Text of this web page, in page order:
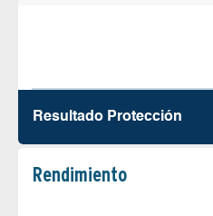
Resultado Protección
Rendimiento